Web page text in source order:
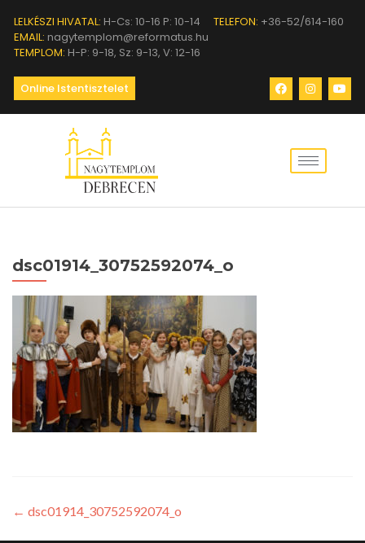
LELKÉSZI HIVATAL: H-Cs: 10-16 P: 10-14 TELEFON: +36-52/614-160
EMAIL: nagytemplom@reformatus.hu
TEMPLOM: H-P: 9-18, Sz: 9-13, V: 12-16
Online Istentisztelet
dsc01914_30752592074_o
← dsc01914_30752592074_o